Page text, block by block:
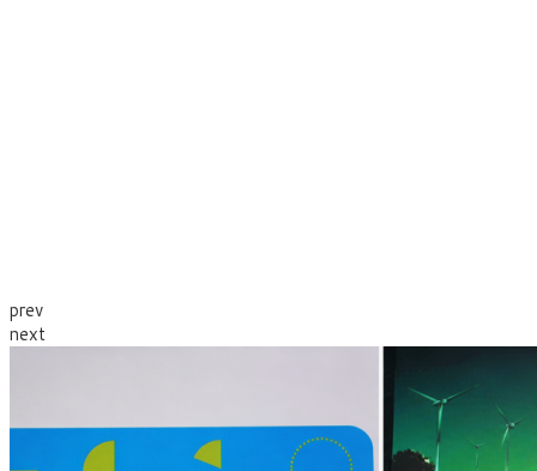
prev
next